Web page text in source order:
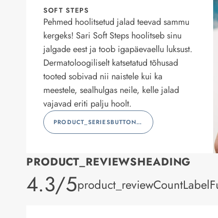
SOFT STEPS
Pehmed hoolitsetud jalad teevad sammu
kergeks! Sari Soft Steps hoolitseb sinu
jalgade eest ja toob igapäevaellu luksust.
Dermatoloogiliselt katsetatud tõhusad
tooted sobivad nii naistele kui ka
meestele, sealhulgas neile, kelle jalad
vajavad eriti palju hoolt.
PRODUCT_SERIESBUTTONLABEL
PRODUCT_REVIEWSHEADING
product_rating
4.3/5